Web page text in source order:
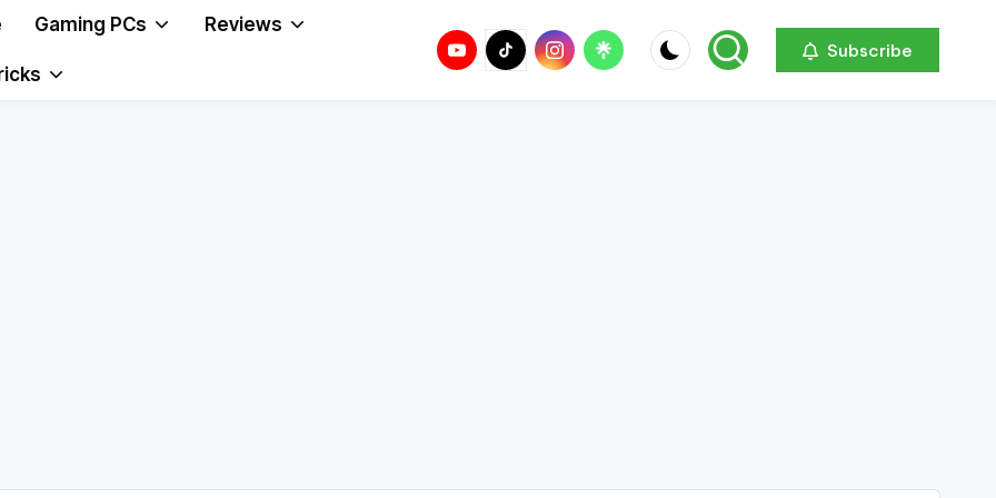
Gaming PCs Reviews
Youtube
Tik
Tok
Instagram
Linktree Subscribe